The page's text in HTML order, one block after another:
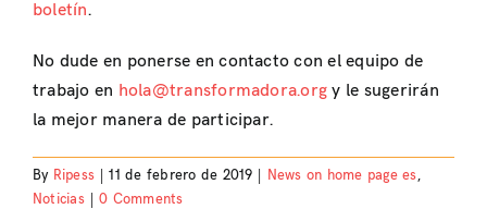
boletín.
No dude en ponerse en contacto con el equipo de
trabajo en hola@transformadora.org y le sugerirán
la mejor manera de participar.
By Ripess 11 de febrero de 2019 News on home page es,
Noticias
0 Comments